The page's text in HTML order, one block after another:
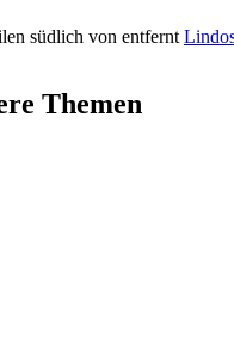
südlich von entfernt
Themen